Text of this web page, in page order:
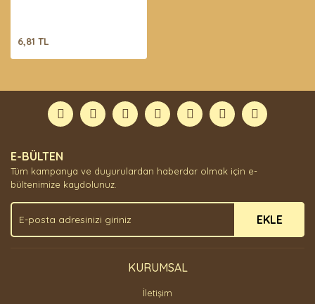
6,81 TL
E-BÜLTEN
Tüm kampanya ve duyurulardan haberdar olmak için e-
bültenimize kaydolunuz.
EKLE
KURUMSAL
İletişim